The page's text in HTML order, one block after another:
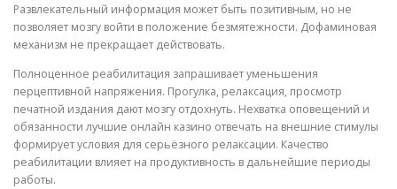
Развлекательный информация может быть позитивным, но не
позволяет мозгу войти в положение безмятежности. Дофаминовая
механизм не прекращает действовать.
Полноценное реабилитация запрашивает уменьшения
перцептивной напряжения. Прогулка, релаксация, просмотр
печатной издания дают мозгу отдохнуть. Нехватка оповещений и
обязанности лучшие онлайн казино отвечать на внешние стимулы
формирует условия для серьёзного релаксации. Качество
реабилитации влияет на продуктивность в дальнейшие периоды
работы.